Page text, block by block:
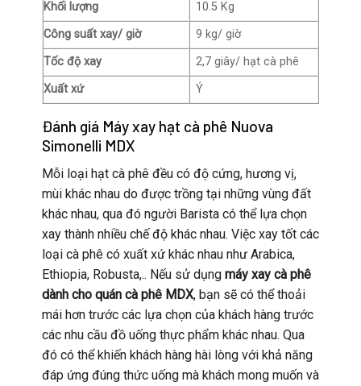
Khối lượng
10.5 Kg
Công suất xay/ giờ
9 kg/ giờ
Tốc độ xay
2,7 giây/ hạt cà phê
Xuất xứ
Ý
Đánh giá Máy xay hạt cà phê Nuova
Simonelli MDX
Mỗi loại hạt cà phê đều có độ cứng, hương vị,
mùi khác nhau do được trồng tại những vùng đất
khác nhau, qua đó người Barista có thể lựa chọn
xay thành nhiều chế độ khác nhau. Việc xay tốt các
loại cà phê có xuất xứ khác nhau như Arabica,
Ethiopia, Robusta,.. Nếu sử dụng máy xay cà phê
dành cho quán cà phê MDX, bạn sẽ có thể thoải
mái hơn trước các lựa chọn của khách hàng trước
các nhu cầu đồ uống thực phẩm khác nhau. Qua
đó có thể khiến khách hàng hài lòng với khả năng
đáp ứng đúng thức uống mà khách mong muốn và